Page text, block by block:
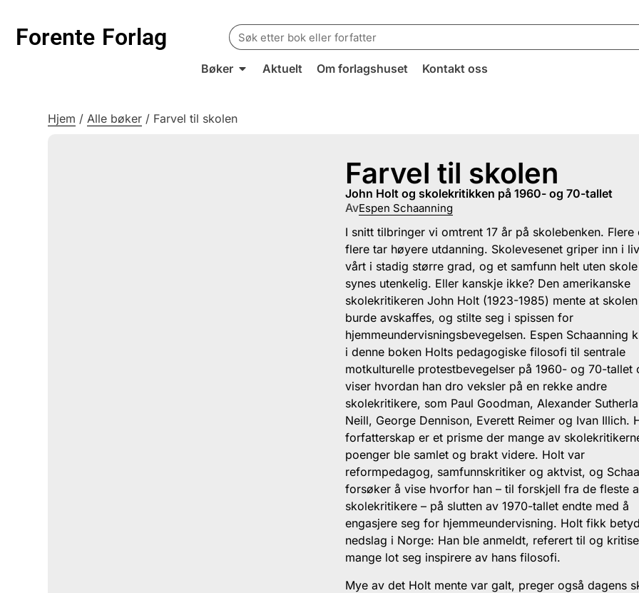
Forente Forlag
Search
for:
Bøker
Aktuelt Om forlagshuset Kontakt oss
Hjem /Alle bøker / Farvel til skolen
Farvel til skolen
John Holt og skolekritikken på 1960- og 70-tallet
AvEspen Schaanning
I snitt tilbringer vi omtrent 17 år på skolebenken. Flere
flere tar høyere utdanning. Skolevesenet griper inn i
vårt i stadig større grad, og et samfunn helt uten skole
synes utenkelig. Eller kanskje ikke? Den amerikanske
skolekritikeren John Holt (1923-1985) mente at skolen
burde avskaffes, og stilte seg i spissen for
hjemmeundervisningsbevegelsen. Espen Schaanning
i denne boken Holts pedagogiske filosofi til sentrale
motkulturelle protestbevegelser på 1960- og 70-tallet
viser hvordan han dro veksler på en rekke andre
skolekritikere, som Paul Goodman, Alexander
Neill, George Dennison, Everett Reimer og Ivan Illich.
forfatterskap er et prisme der mange av
poenger ble samlet og brakt videre. Holt var
reformpedagog, samfunnskritiker og aktvist, og
forsøker å vise hvorfor han – til forskjell fra de fleste
skolekritikere – på slutten av 1970-tallet endte med å
engasjere seg for hjemmeundervisning. Holt fikk
nedslag i Norge: Han ble anmeldt, referert til og
mange lot seg inspirere av hans filosofi.
Mye av det Holt mente var galt, preger også dagens